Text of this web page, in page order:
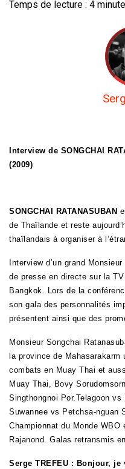
Temps de lecture : 4
Interview de SONGCHAI
(2009)
SONGCHAI RATANASUBAN
de Thaïlande et reste
thaïlandais à organiser à
Interview d’un grand
de presse en directe sur la
Bangkok. Lors de la
son gala des personnalités
présentent ainsi que des
Monsieur Songchai
la province de
combats en Muay Thai et
Muay Thai, Bovy
Singthongnoi Por.Telagoon
Suwannee vs Petchsa-nguan
Championnat du Monde WBO
Rajanond. Galas retransmis
Serge TREFEU : Bonjour,